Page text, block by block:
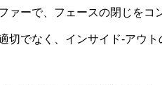
ァーで、フェースの閉じをコ
切でなく、インサイド‐アウ